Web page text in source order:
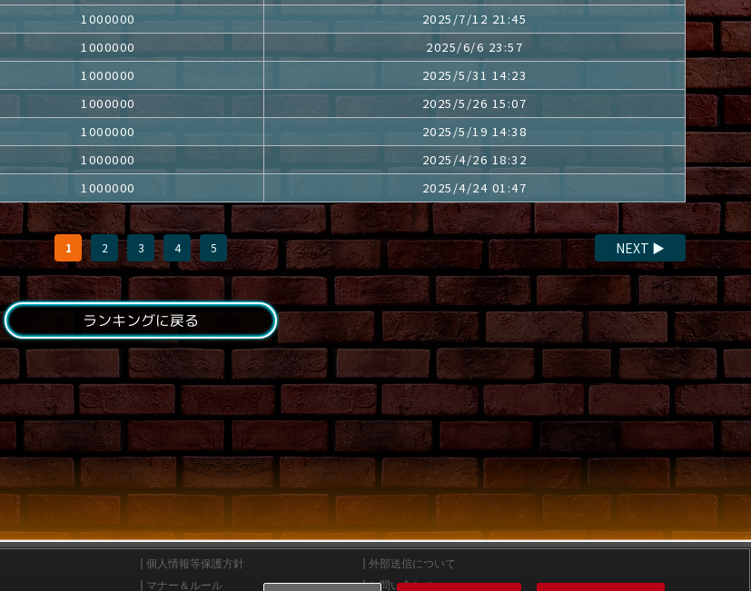
1000000
2025/7/12 21:45
1000000
2025/6/6 23:57
1000000
2025/5/31 14:23
1000000
2025/5/26 15:07
1000000
2025/5/19 14:38
1000000
2025/4/26 18:32
1000000 2025/4/24 01:47
1 2 3 4 5 NEXT ▶
ランキングに戻る
個人情報等保護方針
外部送信について
マナー＆ルール お問い合わせ